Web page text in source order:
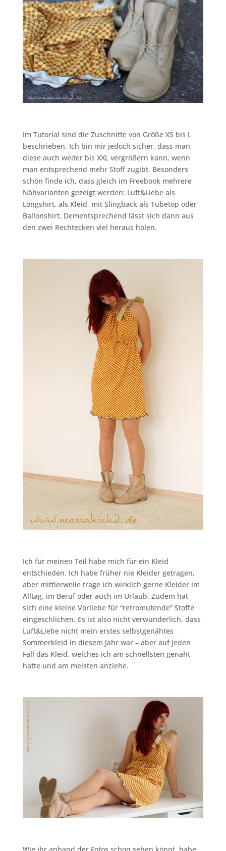
Im Tutorial sind die Zuschnitte von Größe XS bis L
beschrieben. Ich bin mir jedoch sicher, dass man
diese auch weiter bis XXL vergrößern kann, wenn
man entsprechend mehr Stoff zugibt. Besonders
schön finde ich, dass gleich im Freebook mehrere
Nähvarianten gezeigt werden: Luft&Liebe als
Longshirt, als Kleid, mit Slingback als Tubetop oder
Ballonshirt. Dementsprechend lässt sich dann aus
den zwei Rechtecken viel heraus holen.
Ich für meinen Teil habe mich für ein Kleid
entschieden. Ich habe früher nie Kleider getragen,
aber mittlerweile trage ich wirklich gerne Kleider im
Alltag, im Beruf oder auch im Urlaub. Zudem hat
sich eine kleine Vorliebe für “retromutende” Stoffe
eingeschlichen. Es ist also nicht verwunderlich, dass
Luft&Liebe nicht mein erstes selbstgenähtes
Sommerkleid in diesem Jahr war – aber auf jeden
Fall das Kleid, welches ich am schnellsten genäht
hatte und am meisten anziehe.